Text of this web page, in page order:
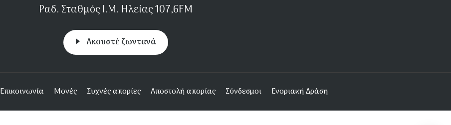
Ραδ. Σταθμός Ι.Μ. Ηλείας 107,6FM
Aκουστέ ζωντανά
Επικοινωνία Μονές Συχνές απορίες Αποστολή απορίας Σύνδεσμοι Ενοριακή Δράση